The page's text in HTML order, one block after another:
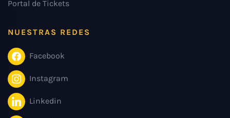
Portal de Tickets
NUESTRAS REDES
Facebook
Instagram
Linkedin